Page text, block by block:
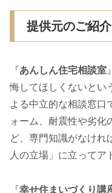
提供元のご紹
『あんしん住宅相談室
悔してほしくないとい
よる中立的な相談窓口
ォーム、耐震性や劣化
ど、専門知識がなけれ
人の立場」に立ってア
『幸せ住まいづくり講